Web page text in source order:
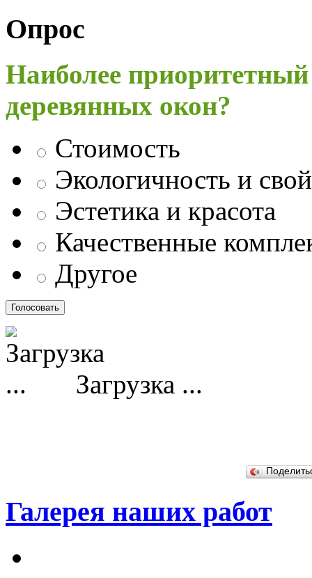
Опрос
Наиболее
деревянных окон?
Стоимость
Экологичность и
Эстетика и красота
Качественные
Другое
Загрузка ...
Галерея наших работ